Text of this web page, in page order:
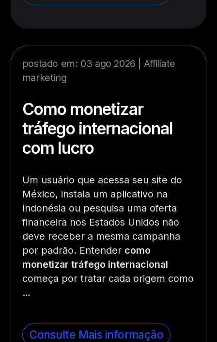
postado em: 03 ago 2026 | Affiliate
marketing
Como monetizar
tráfego internacional
com lucro
Um usuário que acessa seu site do
México, instala um aplicativo na
Indonésia ou pesquisa uma oferta
financeira nos Estados Unidos não
deve receber a mesma campanha
por padrão. Entender como
monetizar tráfego internacional
começa por tratar cada origem como
…
Consulte Mais informação